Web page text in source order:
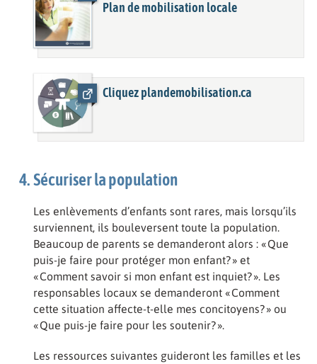
Plan de mobilisation locale
Cliquez plandemobilisation.ca
Sécuriser la population
Les enlèvements d’enfants sont rares, mais lorsqu’ils
surviennent, ils bouleversent toute la population.
Beaucoup de parents se demanderont alors : « Que
puis-je faire pour protéger mon enfant? » et
« Comment savoir si mon enfant est inquiet? ». Les
responsables locaux se demanderont « Comment
cette situation affecte-t-elle mes concitoyens? » ou
« Que puis-je faire pour les soutenir? ».
Les ressources suivantes guideront les familles et les